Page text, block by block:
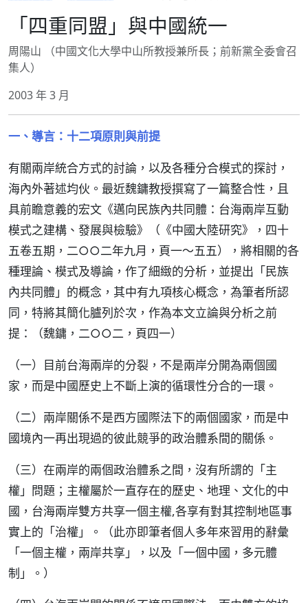
「四重同盟」與中國統一
周陽山 （中國文化大學中山所教授兼所長；前新黨全委會召
集人）
2003 年 3 月
一、導言：十二項原則與前提
有關兩岸統合方式的討論，以及各種分合模式的探討，
海內外著述均伙。最近魏鏞教授撰寫了一篇整合性，且
具前瞻意義的宏文《邁向民族內共同體：台海兩岸互動
模式之建構、發展與檢驗》（《中國大陸研究》，四十
五卷五期，二○○二年九月，頁一～五五），將相關的各
種理論、模式及導論，作了細緻的分析，並提出「民族
內共同體」的概念，其中有九項核心概念，為筆者所認
同，特將其簡化臚列於次，作為本文立論與分析之前
提：（魏鏞，二○○二，頁四一）
（一）目前台海兩岸的分裂，不是兩岸分開為兩個國
家，而是中國歷史上不斷上演的循環性分合的一環。
（二）兩岸關係不是西方國際法下的兩個國家，而是中
國境內一再出現過的彼此競爭的政治體系間的關係。
（三）在兩岸的兩個政治體系之間，沒有所謂的「主
權」問題；主權屬於一直存在的歷史、地理、文化的中
國，台海兩岸雙方共享一個主權,各享有對其控制地區事
實上的「治權」。（此亦即筆者個人多年來習用的辭彙
「一個主權，兩岸共享」，以及「一個中國，多元體
制」。）